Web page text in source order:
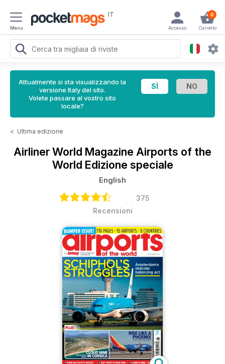
Menu
IT 0
Carrello
Accesso
Attualmente si sta visualizzando la
versione Italy del sito.
Volete passare al vostro sito
locale?
< Ultima edizione
Airliner World Magazine Airports of the
World Edizione speciale
English
375
Recensioni